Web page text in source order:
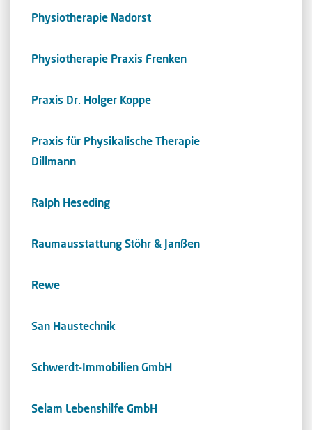
Physiotherapie Nadorst
Physiotherapie Praxis Frenken
Praxis Dr. Holger Koppe
Praxis für Physikalische Therapie
Dillmann
Ralph Heseding
Raumausstattung Stöhr & Janßen
Rewe
San Haustechnik
Schwerdt-Immobilien GmbH
Selam Lebenshilfe GmbH